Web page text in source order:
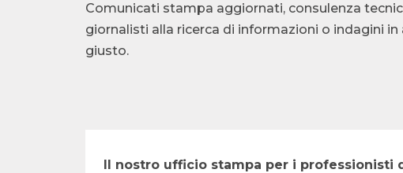
Comunicati stampa aggiornati, consulenza
giornalisti alla ricerca di informazioni o indagini
giusto.
Il nostro ufficio stampa per i professionisti